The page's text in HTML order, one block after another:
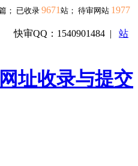
； 已收录9671 站； 待审网站 1977
快审QQ：1540901484 | 站
址收录与提交